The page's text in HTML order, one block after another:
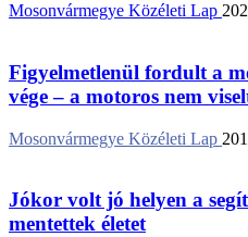
Mosonvármegye Közéleti Lap
Figyelmetlenül fordult a
vége – a motoros nem
Mosonvármegye Közéleti Lap
Jókor volt jó helyen a
mentettek életet